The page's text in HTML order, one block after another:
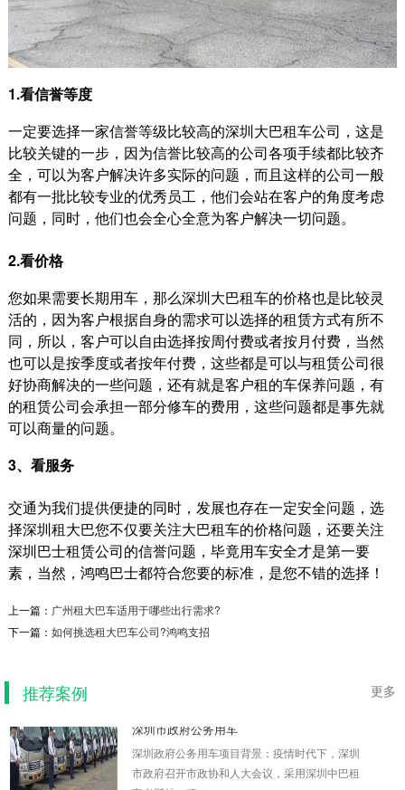
1.看信誉等度
一定要选择一家信誉等级比较高的深圳大巴租车公司，这是
比较关键的一步，因为信誉比较高的公司各项手续都比较齐
全，可以为客户解决许多实际的问题，而且这样的公司一般
都有一批比较专业的优秀员工，他们会站在客户的角度考虑
问题，同时，他们也会全心全意为客户解决一切问题。
2.看价格
您如果需要长期用车，那么深圳大巴租车的价格也是比较灵
活的，因为客户根据自身的需求可以选择的租赁方式有所不
同，所以，客户可以自由选择按周付费或者按月付费，当然
也可以是按季度或者按年付费，这些都是可以与租赁公司很
好协商解决的一些问题，还有就是客户租的车保养问题，有
的租赁公司会承担一部分修车的费用，这些问题都是事先就
可以商量的问题。
3、看服务
交通为我们提供便捷的同时，发展也存在一定安全问题，选
择深圳租大巴您不仅要关注大巴租车的价格问题，还要关注
深圳巴士租赁公司的信誉问题，毕竟用车安全才是第一要
素，当然，鸿鸣巴士都符合您要的标准，是您不错的选择！
上一篇： 广州租大巴车适用于哪些出行需求?
下一篇： 如何挑选租大巴车公司?鸿鸣支招
更多
推荐案例
屈臣氏通勤班车管理系统，节省班...
屈臣氏通勤班车管理系统项目背景：1.该司有4
年的班车福利历史，但是每一年在财务及审计上
深圳市政府公务用车
深圳政府公务用车项目背景：疫情时代下，深圳
市政府召开市政协和人大会议，采用深圳中巴租
车考斯特。项...